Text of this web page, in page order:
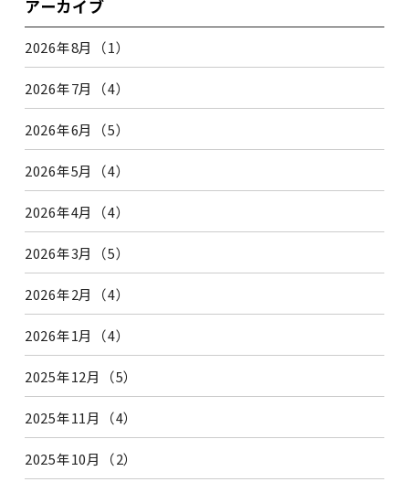
アーカイブ
2026年8月（1）
2026年7月（4）
2026年6月（5）
2026年5月（4）
2026年4月（4）
2026年3月（5）
2026年2月（4）
2026年1月（4）
2025年12月（5）
2025年11月（4）
2025年10月（2）